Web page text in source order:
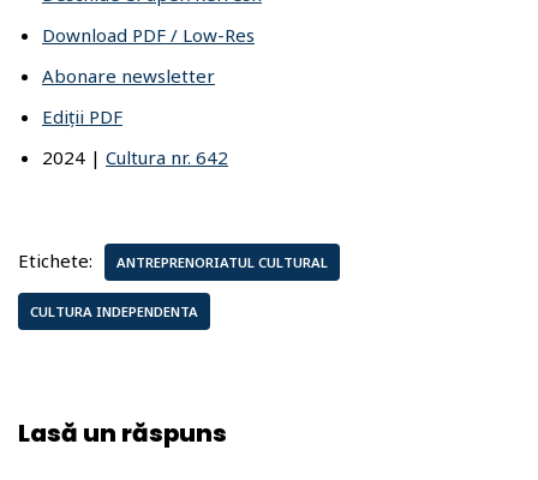
Download PDF / Low-Res
Abonare newsletter
Ediții PDF
2024 | Cultura nr. 642
Etichete: ANTREPRENORIATUL CULTURAL
CULTURA INDEPENDENTA
Lasă un răspuns